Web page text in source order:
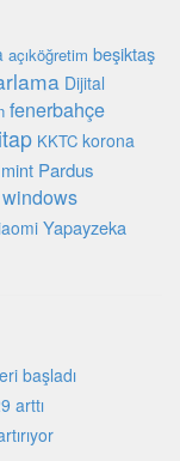
açıköğretim beşiktaş
Dijital
fenerbahçe
KKTC korona
mint Pardus
windows
Yapayzeka
başladı
arttı